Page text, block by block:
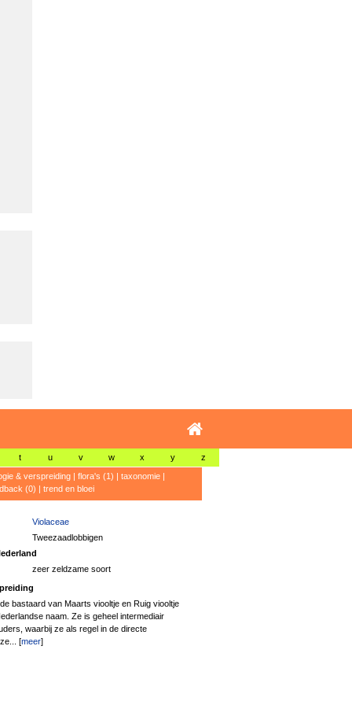
t u v w x y z
& verspreiding| flora's (1) | taxonomie|
(0) | trend en bloei
Violaceae
Tweezaadlobbigen
zeer zeldzame soort
bastaard van Maarts viooltje en Ruig viooltje
naam. Ze is geheel intermediair
waarbij ze als regel in de directe
[meer]